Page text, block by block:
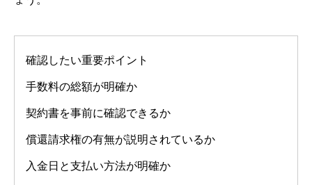
確認したい重要ポイント
手数料の総額が明確か
契約書を事前に確認できるか
償還請求権の有無が説明されているか
入金日と支払い方法が明確か